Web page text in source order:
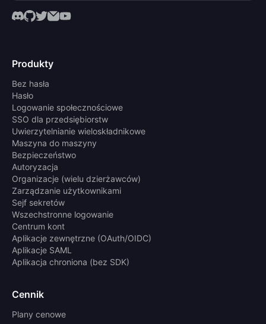
Produkty
Bez hasła
Hasło
Logowanie społecznościowe
SSO dla przedsiębiorstw
Uwierzytelnianie wieloskładnikowe
Maszyna do maszyny
Bezpieczeństwo
Autoryzacja
Organizacje (wielu dzierżawców)
Zarządzanie użytkownikami
Sejf sekretów
Wszechstronne logowanie
Centrum kont
Aplikacje zewnętrzne (OAuth/OIDC)
Aplikacje SAML
Aplikacja chroniona (bez SDK)
Cennik
Plany cenowe